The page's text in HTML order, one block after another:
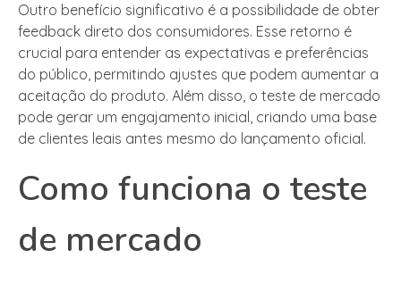
Outro benefício significativo é a possibilidade de obter
feedback direto dos consumidores. Esse retorno é
crucial para entender as expectativas e preferências
do público, permitindo ajustes que podem aumentar a
aceitação do produto. Além disso, o teste de mercado
pode gerar um engajamento inicial, criando uma base
de clientes leais antes mesmo do lançamento oficial.
Como funciona o teste
de mercado